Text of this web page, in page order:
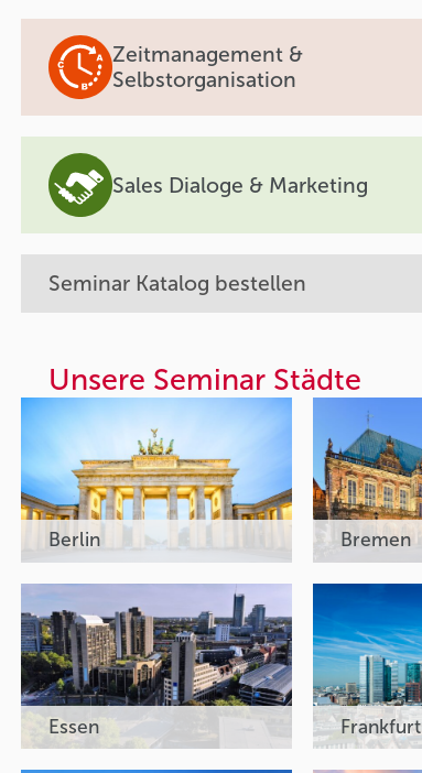
Zeitmanagement &
Selbstorganisation
Sales Dialoge & Marketing
Seminar Katalog bestellen
Unsere Seminar Städte
Berlin Bremen
Essen Frankfurt